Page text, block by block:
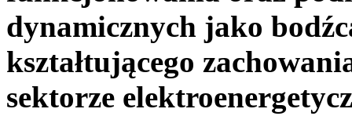
dynamicznych jako
kształtującego
sektorze